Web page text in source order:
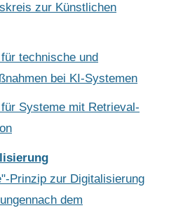
zur Künstlichen
technische und
bei KI-Systemen
Systeme mit Retrieval-
Prinzip zur Digitalisierung
dem